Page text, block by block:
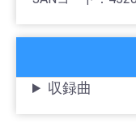
収録曲